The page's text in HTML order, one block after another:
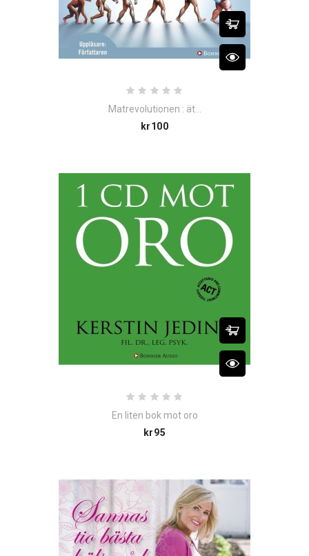
Matrevolutionen : ät...
kr100Price
En liten bok mot oro
kr95